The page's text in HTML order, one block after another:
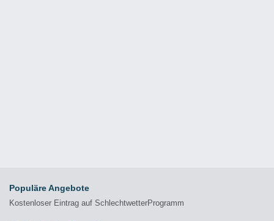
Populäre Angebote
Kostenloser Eintrag auf SchlechtwetterProgramm